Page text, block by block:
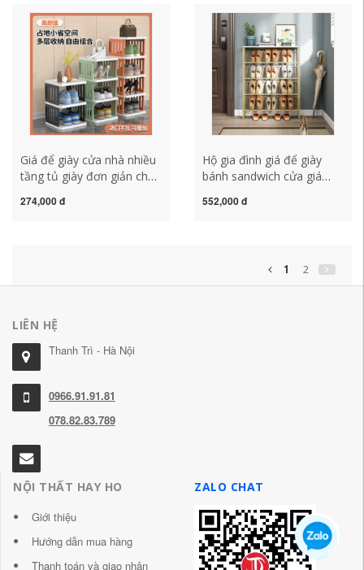
Thuê kệ nhựa để giày dép
kệ để giày thông minh
gỗ giá để giày dép
Giá để giày cửa nhà nhiều
tầng tủ giày đơn giản cho
đựng giày giá để giày tiết
274,000 đ
Hộ gia đình giá để giày
bánh sandwich cửa giá
đơn giản cấp nhập cảnh ký
552,000 đ
1 2
LIÊN HỆ
Thanh Trì - Hà Nội
0966.91.91.81
078.82.83.789
NỘI THẤT HAY HO
Giới thiệu
Hướng dẫn mua hàng
Thanh toán và giao nhận
ZALO CHAT